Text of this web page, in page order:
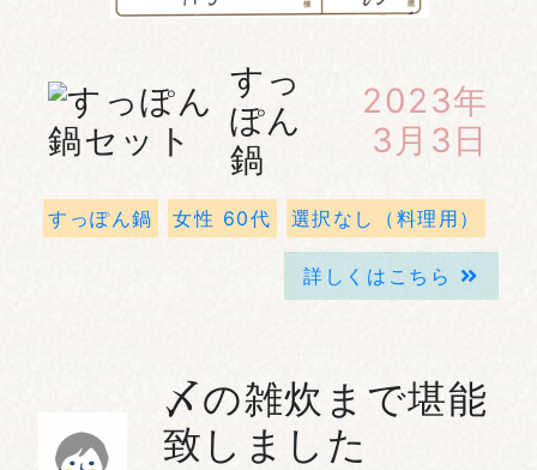
すっ
ぽん
鍋
2023年
3月3日
すっぽん鍋 女性 60代 選択なし（料理用）
詳しくはこちら
〆の雑炊まで堪能
致しました